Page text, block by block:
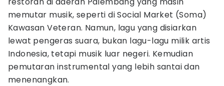
memutar musik, seperti di Social Market (Soma)
Kawasan Veteran. Namun, lagu yang disiarkan
lewat pengeras suara, bukan lagu-lagu milik artis
Indonesia, tetapi musik luar negeri. Kemudian
pemutaran instrumental yang lebih santai dan
menenangkan.